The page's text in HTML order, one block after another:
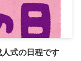
式の日程です